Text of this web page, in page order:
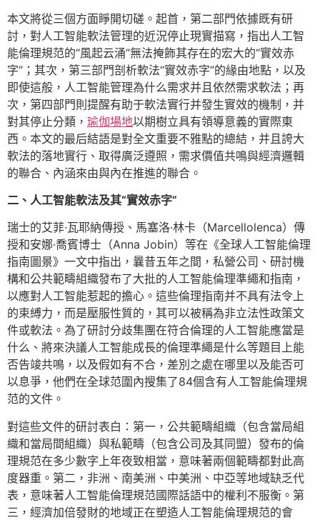
本文將從三個方面睜開切磋。起首，第二部門依據既有研
討，對人工智能軟法管理的近況停止現實描寫，指出人工智
能倫理規范的“風起云涌”無法掩飾其存在的宏大的“實效赤
字”；其次，第三部門剖析軟法“實效赤字”的緣由地點，以及
即使這般，人工智能管理為什么需求并且依然需求軟法；再
次，第四部門則提醒有助于軟法實行并發生實效的機制，并
對其停止分類， 瑜伽場地以期樹立具有領導意義的實際東
西。本文的最后結語是對全文重要不雅點的總結，并且誇大
軟法的落地實行、取得廣泛遵照，需求價值共鳴與經濟邏輯
的聯合、內涵來由與內在推進的聯合。
二、人工智能軟法及其“實效赤字”
瑞士的艾菲·瓦耶納傳授、馬塞洛·林卡（Marcellolenca）傳
授和安娜·喬賓博士（Anna Jobin）等在《全球人工智能倫理
指南圖景》一文中指出，曩昔五年之間，私營公司、研討機
構和公共範疇組織發布了大批的人工智能倫理準繩和指南，
以應對人工智能惹起的擔心。這些倫理指南并不具有法令上
的束縛力，而是壓服性質的，其可以被稱為非立法性政策文
件或軟法。為了研討分歧集團在符合倫理的人工智能應當是
什么、將來決議人工智能成長的倫理準繩是什么等題目上能
否告竣共鳴，以及假如有不合，差別之處在哪里以及能否可
以息爭，他們在全球范圍內搜集了84個含有人工智能倫理規
范的文件。
對這些文件的研討表白：第一，公共範疇組織（包含當局組
織和當局間組織）與私範疇（包含公司及其同盟）發布的倫
理規范在多少數字上年夜致相當，意味著兩個範疇都對此高
度器重。第二，非洲、南美洲、中美洲、中亞等地域缺乏代
表，意味著人工智能倫理規范國際話語中的權利不服衡。第
三，經濟加倍發財的地域正在塑造人工智能倫理規范的會